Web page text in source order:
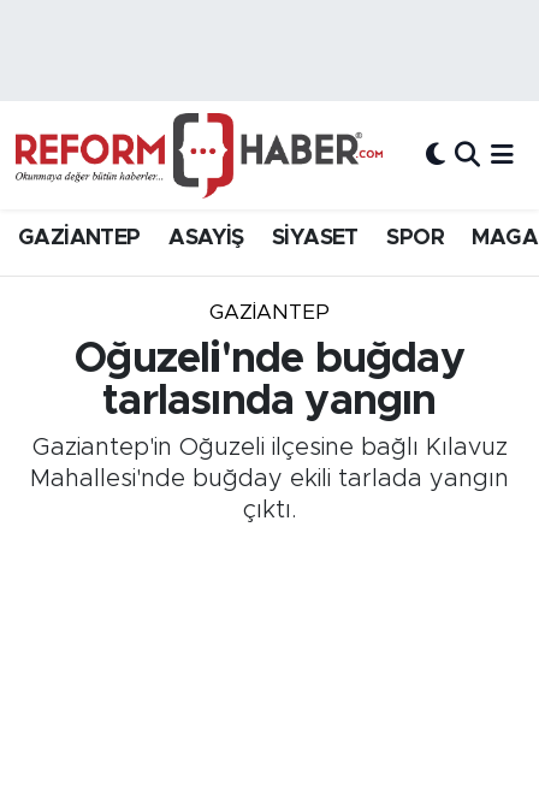
GAZİANTEP ASAYİŞ SİYASET SPOR
GAZIANTEP
Oğuzeli'nde buğday
tarlasında yangın
Gaziantep'in Oğuzeli ilçesine bağlı Kılavuz
Mahallesi'nde buğday ekili tarlada yangın
çıktı.
Hava Durumu
Süper Lig Puan Durumu ve Fikstür
Tüm Manşetler
Son Dakika Haberleri
Haber Arşivi